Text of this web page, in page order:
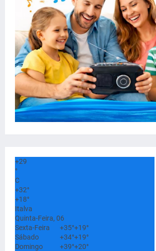
+29
°
C
+32°
+18°
Italva
Quinta-Feira, 06
Sexta-Feira
+35°+19°
Sábado
+34°+19°
Domingo
+39°+20°